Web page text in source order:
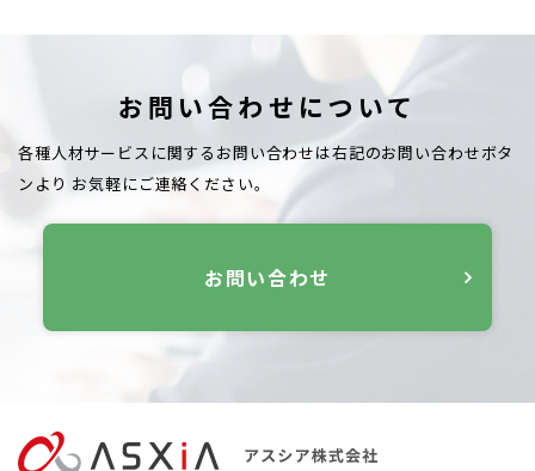
お問い合わせについて
各種人材サービスに関するお問い合わせは右記のお問い合わせボタ
ンより お気軽にご連絡ください。
お問い合わせ